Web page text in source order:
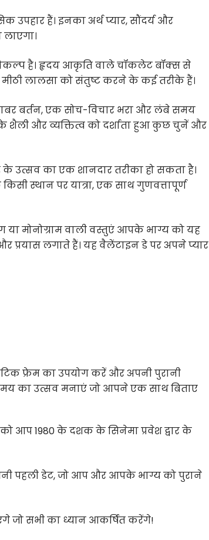
हैं। इनका अर्थ प्यार, सौंदर्य और
है। हृदय आकृति वाले चॉकलेट बॉक्स से
मीठी लालसा को संतुष्ट करने के कई तरीके हैं।
बर्तन, एक सोच-विचार भरा और लंबे समय
शैली और व्यक्तित्व को दर्शाता हुआ कुछ चुनें और
उत्सव का एक शानदार तरीका हो सकता है।
स्थान पर यात्रा, एक साथ गुणवत्तापूर्ण
मोनोग्राम वाली वस्तुएं आपके भाग्य को यह
प्रयास लगाते हैं। यह वैलेंटाइन डे पर अपने प्यार
फ्रेम का उपयोग करें और अपनी पुरानी
का उत्सव मनाएं जो आपने एक साथ बिताए
आप 1980 के दशक के सिनेमा प्रवेश द्वार के
पहली डेट, जो आप और आपके भाग्य को पुराने
जो सभी का ध्यान आकर्षित करेंगे!